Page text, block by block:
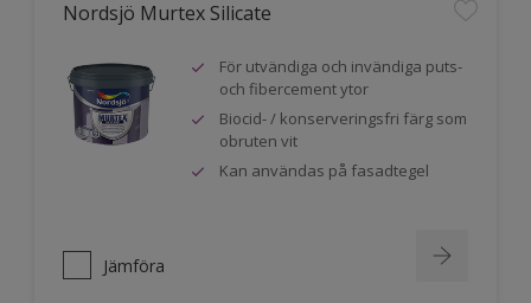
Nordsjö Murtex Silicate
För utvändiga och invändiga puts-
och fibercement ytor
Biocid- / konserveringsfri färg som
obruten vit
Kan användas på fasadtegel
Jämföra